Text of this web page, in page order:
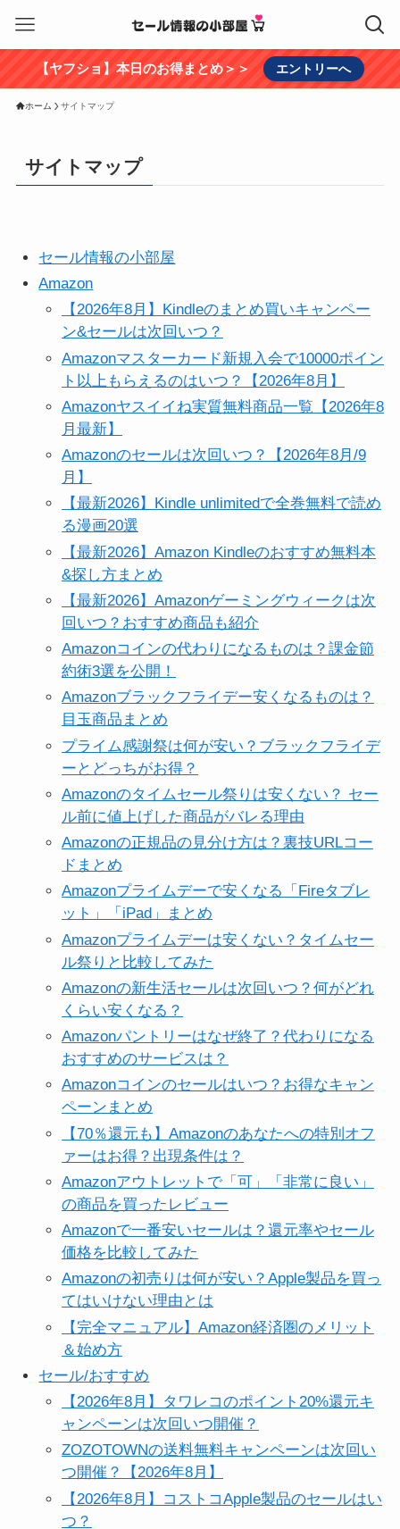
【ヤフショ】本日のお得まとめ＞＞ エントリーへ
ホーム サイトマップ
サイトマップ
セール情報の小部屋
Amazon
【2026年8月】Kindleのまとめ買いキャンペー
ン&セールは次回いつ？
Amazonマスターカード新規入会で10000ポイン
ト以上もらえるのはいつ？【2026年8月】
Amazonヤスイイね実質無料商品一覧【2026年8
月最新】
Amazonのセールは次回いつ？【2026年8月/9
月】
【最新2026】Kindle unlimitedで全巻無料で読め
る漫画20選
【最新2026】Amazon Kindleのおすすめ無料本
&探し方まとめ
【最新2026】Amazonゲーミングウィークは次
回いつ？おすすめ商品も紹介
Amazonコインの代わりになるものは？課金節
約術3選を公開！
Amazonブラックフライデー安くなるものは？
目玉商品まとめ
プライム感謝祭は何が安い？ブラックフライデ
ーとどっちがお得？
Amazonのタイムセール祭りは安くない？ セー
ル前に値上げした商品がバレる理由
Amazonの正規品の見分け方は？裏技URLコー
ドまとめ
Amazonプライムデーで安くなる「Fireタブレ
ット」「iPad」まとめ
Amazonプライムデーは安くない？タイムセー
ル祭りと比較してみた
Amazonの新生活セールは次回いつ？何がどれ
くらい安くなる？
Amazonパントリーはなぜ終了？代わりになる
おすすめのサービスは？
Amazonコインのセールはいつ？お得なキャン
ペーンまとめ
【70％還元も】Amazonのあなたへの特別オフ
ァーはお得？出現条件は？
Amazonアウトレットで「可」「非常に良い」
の商品を買ったレビュー
Amazonで一番安いセールは？還元率やセール
価格を比較してみた
Amazonの初売りは何が安い？Apple製品を買っ
てはいけない理由とは
【完全マニュアル】Amazon経済圏のメリット
＆始め方
セール/おすすめ
【2026年8月】タワレコのポイント20%還元キ
ャンペーンは次回いつ開催？
ZOZOTOWNの送料無料キャンペーンは次回い
つ開催？【2026年8月】
【2026年8月】コストコApple製品のセールはい
つ？